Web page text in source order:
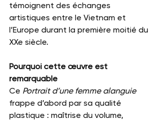
témoignent des échanges
artistiques entre le Vietnam et
l’Europe durant la première moitié du
XXe siècle.
Pourquoi cette œuvre est
remarquable
Ce Portrait d’une femme alanguie
frappe d’abord par sa qualité
plastique : maîtrise du volume,